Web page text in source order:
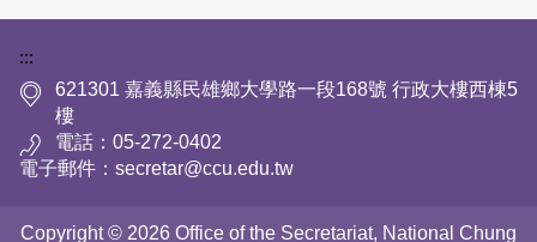
:::
621301 嘉義縣民雄鄉大學路一段168號 行政大樓西棟5
樓
電話：05-272-0402
電子郵件：secretar@ccu.edu.tw
Copyright © 2026 Office of the Secretariat, National Chung